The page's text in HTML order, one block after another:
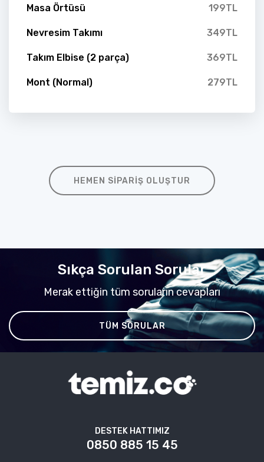
Masa Örtüsü 199TL
Nevresim Takımı 349TL
Takım Elbise (2 parça) 369TL
Mont (Normal) 279TL
HEMEN SIPARIŞ OLUŞTUR
Sıkça Sorulan Sorular
Merak ettiğin tüm soruların cevapları
TÜM SORULAR
DESTEK HATTIMIZ
0850 885 15 45